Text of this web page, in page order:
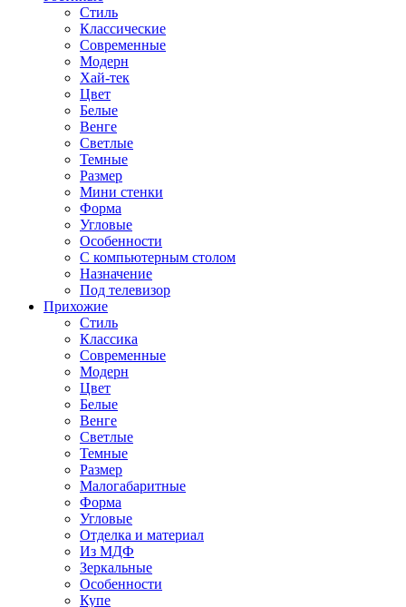
Стиль
Классические
Современные
Модерн
Хай-тек
Цвет
Белые
Венге
Светлые
Темные
Размер
Мини стенки
Форма
Угловые
Особенности
С компьютерным столом
Назначение
Под телевизор
Прихожие
Стиль
Классика
Современные
Модерн
Цвет
Белые
Венге
Светлые
Темные
Размер
Малогабаритные
Форма
Угловые
Отделка и материал
Из МДФ
Зеркальные
Особенности
Купе